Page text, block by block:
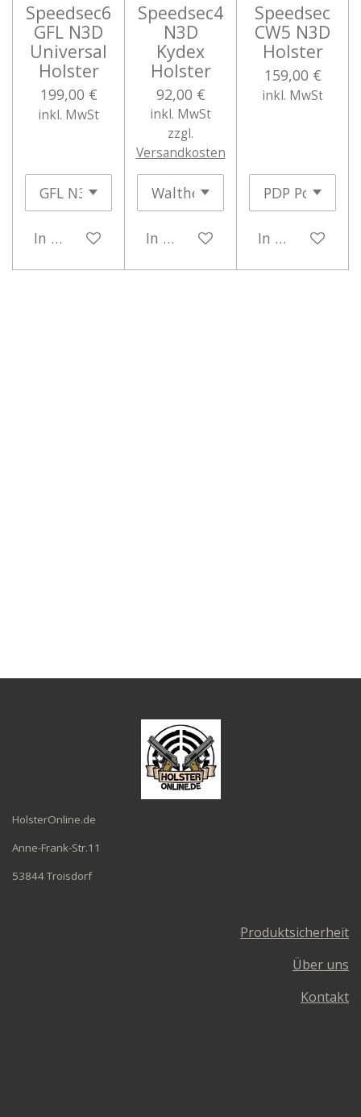
Speedsec6
GFL N3D
Universal
Holster
199,00 €
inkl. MwSt
In den Warenkorb
Speedsec4
N3D
Kydex
Holster
92,00 €
inkl. MwSt
zzgl.
Versandkosten
In den Warenkorb
Speedsec
CW5 N3D
Holster
159,00 €
inkl. MwSt
In den
HolsterOnline.de
Anne-Frank-Str.11
53844 Troisdorf
Produktsicherheit
Über uns
Kontakt